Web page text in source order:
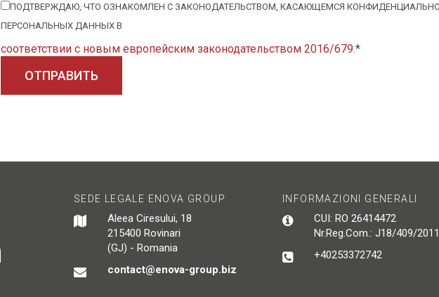
ПОДТВЕРЖДАЮ, ЧТО ОЗНАКОМЛЕН С ЗАКОНОДАТЕЛЬСТВОМ, КАСАЮЩЕМСЯ
ПЕРСОНАЛЬНЫХ ДАННЫХ В
соответствии с новым европейским законодательством 2016/679.*
SEDE LEGALE ENOVA GROUP
Aleea Ciresului, 18
215400 Rovinari
(GJ) - Romania
contact@enova-group.biz
INFORMAZIONI GENERALI
CUI: RO 26414472
Nr.Reg.Com.: J18/409/2011
+40253372742